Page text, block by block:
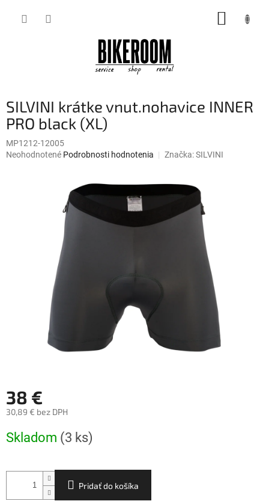
SILVINI krátke vnut.nohavice INNER
PRO black (XL)
MP1212-12005
Priemerné
Neohodnotené Podrobnosti hodnotenia Značka:SILVINI
38 €
30,89 € bez DPH
cena:
Skladom (3 ks)
Pridať do košíka